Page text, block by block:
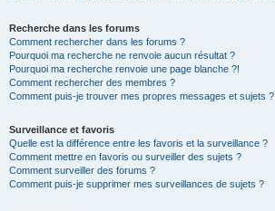
Recherche dans les forums
Comment rechercher dans les forums ?
Pourquoi ma recherche ne renvoie aucun résultat ?
Pourquoi ma recherche renvoie une page blanche ?!
Comment rechercher des membres ?
Comment puis-je trouver mes propres messages et sujets ?
Surveillance et favoris
Quelle est la différence entre les favoris et la surveillance ?
Comment mettre en favoris ou surveiller des sujets ?
Comment surveiller des forums ?
Comment puis-je supprimer mes surveillances de sujets ?